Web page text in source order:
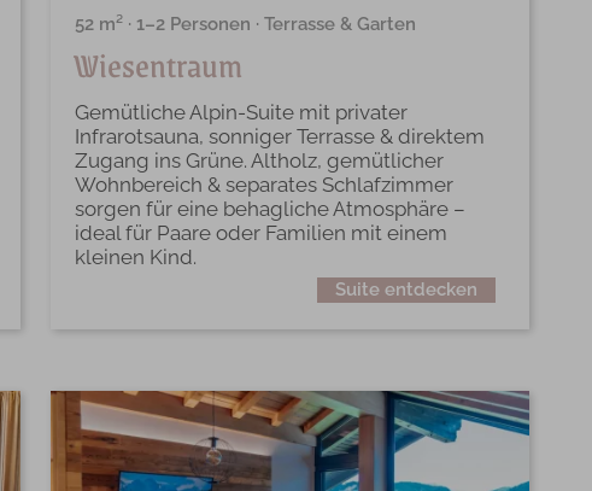
52 m² · 1–2 Personen · Terrasse & Garten
Wiesentraum
Gemütliche Alpin-Suite mit privater
Infrarotsauna, sonniger Terrasse & direktem
Zugang ins Grüne. Altholz, gemütlicher
Wohnbereich & separates Schlafzimmer
sorgen für eine behagliche Atmosphäre –
ideal für Paare oder Familien mit einem
kleinen Kind.
Suite entdecken